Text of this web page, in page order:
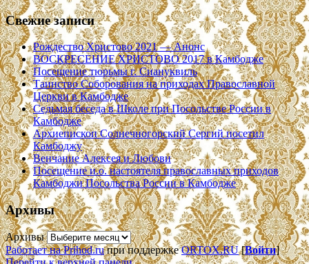
Свежие записи
Рождество Христово 2021 — Анонс
ВОСКРЕСЕНИЕ ХРИСТОВО 2017 в Камбодже
Посещение тюрьмы г. Сиануквиль
Таинство Соборования на приходах Православной
Церкви в Камбодже
Седьмая беседа в Школе при Посольстве России в
Камбодже
Архиепископ Солнечногорский Сергий посетил
Камбоджу
Венчание Алексея и Любови
Посещение и.о. настоятеля православных приходов
Камбоджи Посольства России в Камбодже
Архивы
Архивы
Работает на Prihod.ruпри поддержкеORTOX.RU[Войти]